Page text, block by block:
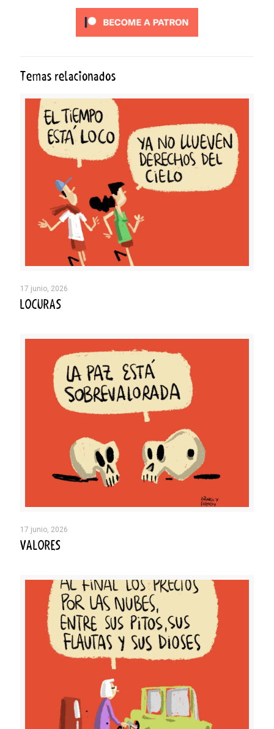
Temas relacionados
17 junio, 2026
LOCURAS
17 junio, 2026
VALORES